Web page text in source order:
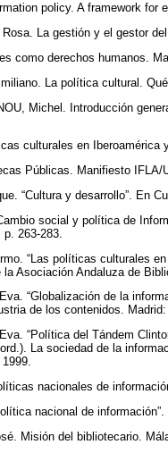
policy. A framework
La gestión y el gestor
como derechos humanos.
La política cultural.
Michel. Introducción
culturales en
Públicas. Manifiesto
“Cultura y desarrollo”. En
social y política de
263-283.
“Las políticas culturales
la Asociación Andaluza de
“Globalización de la
de los contenidos.
“Política del Tándem
La sociedad de la
nacionales de
nacional de
Misión del bibliotecario.